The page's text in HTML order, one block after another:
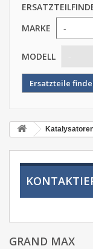
MARKE
MODELL
GRAND MAX